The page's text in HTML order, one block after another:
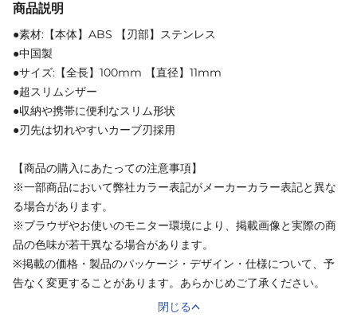
商品説明
●素材:【本体】ABS 【刃部】ステンレス
●中国製
●サイズ:【全長】100mm 【直径】11mm
●超スリムシザー
●収納や携帯に便利なスリム形状
●刃先は切れやすいカーブ刃採用
【商品の購入にあたっての注意事項】
※一部商品において弊社カラー表記がメーカーカラー表記と異な
る場合があります。
※ブラウザやお使いのモニター環境により、掲載画像と実際の商
品の色味が若干異なる場合があります。
※掲載の価格・製品のパッケージ・デザイン・仕様について、予
告なく変更することがあります。あらかじめご了承ください。
閉じる